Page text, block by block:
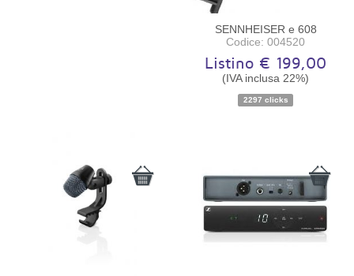
SENNHEISER e 608
Codice: 004520
Listino € 199,00
(IVA inclusa 22%)
2297 clicks